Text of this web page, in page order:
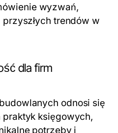
wyzwań,
trendów w
dla firm
odnosi się
księgowych,
potrzeby i